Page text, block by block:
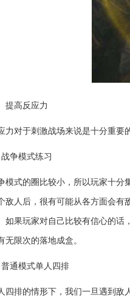
提高反应力
力对于刺激战场来说是十分重要
战争模式练习
模式的圈比较小，所以玩家十分
敌人后，很有可能从各方面会有
如果玩家对自己比较有信心的话
无限次的落地成盒。
普通模式单人四排
四排的情形下，我们一旦遇到敌